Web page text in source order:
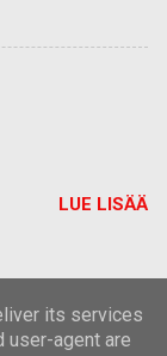
LUE LISÄÄ
its services
user-agent are